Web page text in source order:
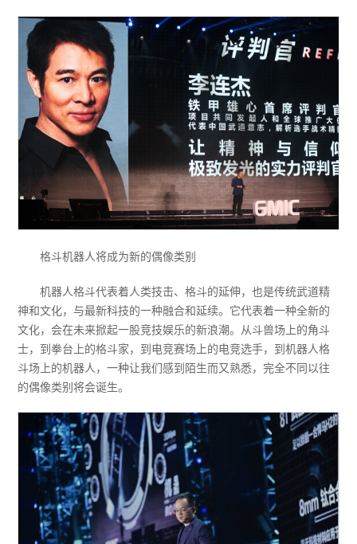
格斗机器人将成为新的偶像类别
机器人格斗代表着人类技击、格斗的延伸，也是传统武道精
神和文化，与最新科技的一种融合和延续。它代表着一种全新的
文化，会在未来掀起一股竞技娱乐的新浪潮。从斗兽场上的角斗
士，到拳台上的格斗家，到电竞赛场上的电竞选手，到机器人格
斗场上的机器人，一种让我们感到陌生而又熟悉，完全不同以往
的偶像类别将会诞生。